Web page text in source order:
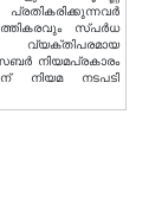
സ്പര്‍ധ
വ്യക്തിപരമായ
നിയമപ്രകാരം
നിയമ നടപടി